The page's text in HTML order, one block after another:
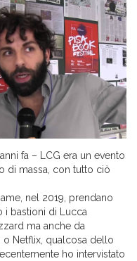
fa – LCG era un evento
di massa, con tutto ciò
nel 2019, prendano
i bastioni di Lucca
ma anche da
Netflix, qualcosa dello
ho intervistato